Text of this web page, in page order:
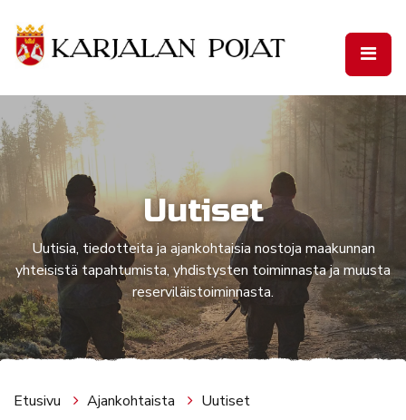
Uutiset
Uutisia, tiedotteita ja ajankohtaisia nostoja maakunnan
yhteisistä tapahtumista, yhdistysten toiminnasta ja muusta
reserviläistoiminnasta.
Etusivu Ajankohtaista Uutiset